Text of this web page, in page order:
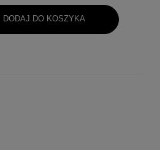
DODAJ DO KOSZYKA